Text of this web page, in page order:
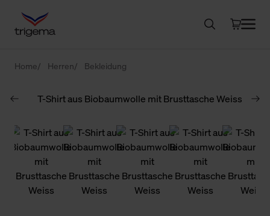
Home Herren Bekleidung